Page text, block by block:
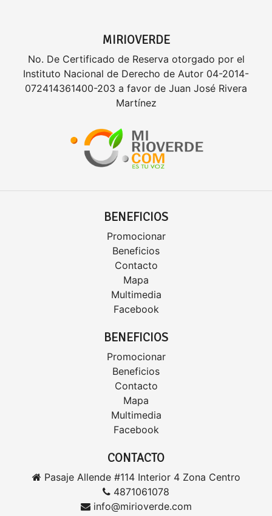
MIRIOVERDE
No. De Certificado de Reserva otorgado por el
Instituto Nacional de Derecho de Autor 04-2014-
072414361400-203 a favor de Juan José Rivera
Martínez
BENEFICIOS
Promocionar
Beneficios
Contacto
Mapa
Multimedia
Facebook
BENEFICIOS
Promocionar
Beneficios
Contacto
Mapa
Multimedia
Facebook
CONTACTO
Pasaje Allende #114 Interior 4 Zona Centro
4871061078
info@mirioverde.com